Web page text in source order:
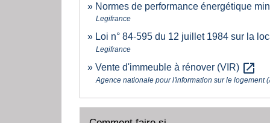
Normes de performance énergétique
Legifrance
Loi n° 84-595 du 12 juillet 1984 sur la
Legifrance
Vente d'immeuble à rénover (VIR) open_in_new
Agence nationale pour l'information sur le logement